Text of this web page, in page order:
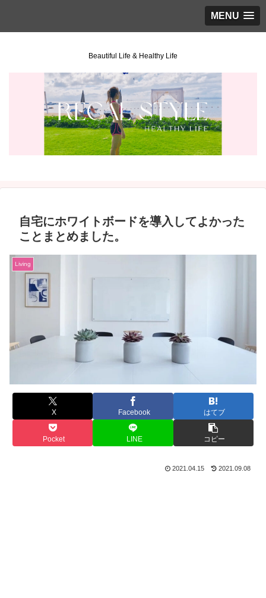
MENU
Beautiful Life & Healthy Life
自宅にホワイトボードを導入してよかった
ことまとめました。
Living
X Facebook はてブ
Pocket LINE コピー
2021.04.15 2021.09.08